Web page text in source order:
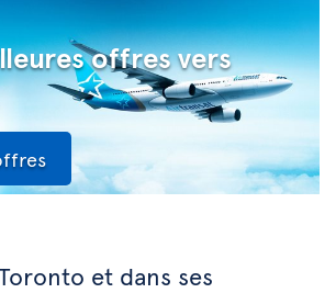
offres vers
et dans ses